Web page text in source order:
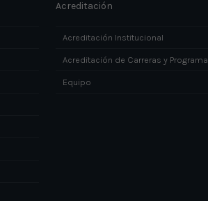
Acreditación
Acreditación Institucional
Acreditación de Carreras y
Equipo